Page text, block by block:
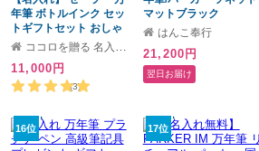
年筆 ボトルインク セッ
トギフトセット おしゃ
れ 実用的 SAILOR 文房
ー 両用式 インク ブルー
ブラック 男性 女性 社会
祝い 就職祝い 《 セーラ
ー万年筆 -四季織 月夜の
水面- 》
ココロを贈る 名入れギフトOkulu
11,000円
(3)
マットブラック
GTCT【名入れ＆ラッピ
き/PARKER/SONNET/ギ
フト/父の日/就職祝/記念
品/永年勤続/送別会/お祝
ゼント/あす/
はんこ奉行
21,200円
翌日お届け
16位 17位